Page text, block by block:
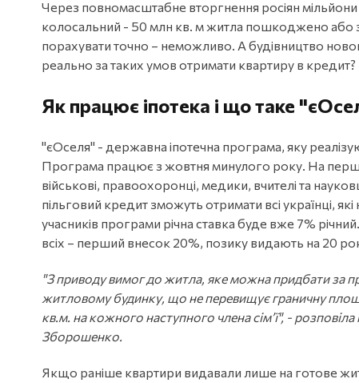
Через повномасштабне вторгнення росіян
колосальний - 50 млн кв. м житла пошкоджено або
порахувати точно – неможливо. А будівництво
реально за таких умов отримати квартиру в кредит?
Як працює іпотека і що таке
"єОселя" - державна іпотечна програма, яку
Програма працює з жовтня минулого року. На
військові, правоохоронці, медики, вчителі та
пільговий кредит зможуть отримати всі українці,
учасників програми річна ставка буде вже 7%
всіх – перший внесок 20%, позику видають на 20
"З приводу вимог до житла, яке можна придбати за
житловому будинку, що не перевищує граничну
кв.м. на кожного наступного члена сім’ї", -
Зборошенко.
Якщо раніше квартири видавали лише на готове